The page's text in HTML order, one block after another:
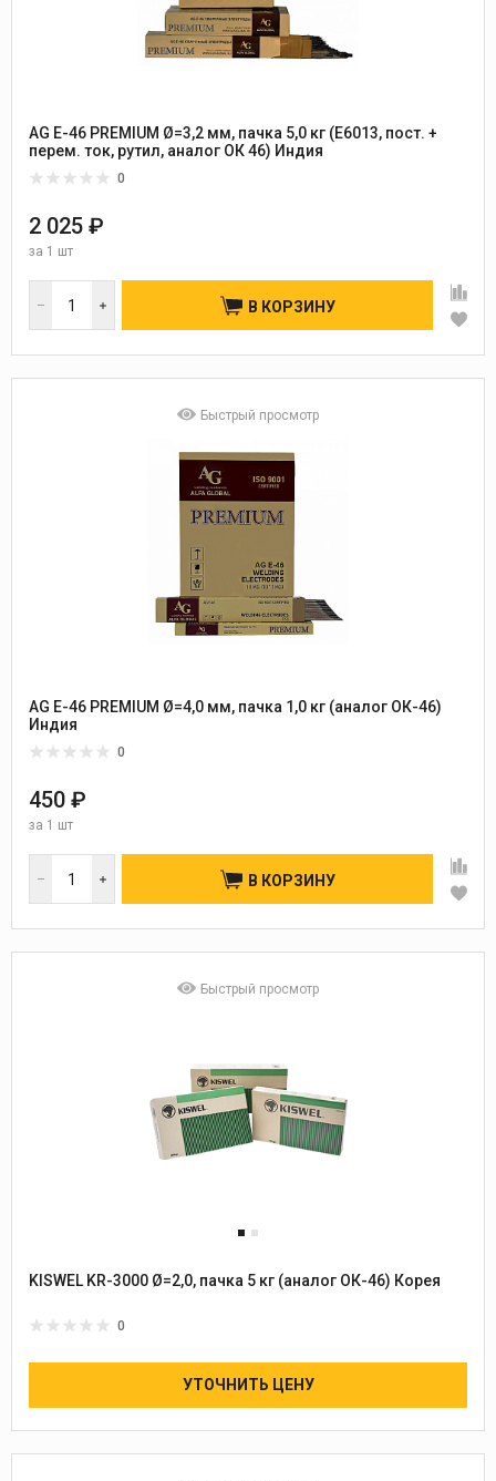
AG E-46 PREMIUM Ø=3,2 мм, пачка 5,0 кг (E6013, пост. +
перем. ток, рутил, аналог ОК 46) Индия
0
2 025 ₽
за 1 шт
В КОРЗИНУ
Быстрый просмотр
AG E-46 PREMIUM Ø=4,0 мм, пачка 1,0 кг (аналог ОК-46)
Индия
0
450 ₽
за 1 шт
В КОРЗИНУ
Быстрый просмотр
KISWEL KR-3000 Ø=2,0, пачка 5 кг (аналог ОК-46) Корея
0
УТОЧНИТЬ ЦЕНУ